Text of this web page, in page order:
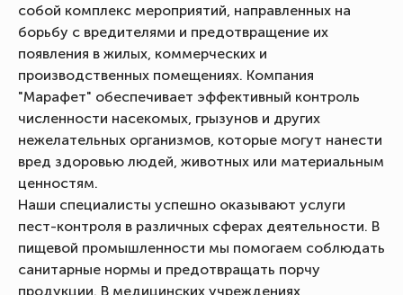
собой комплекс мероприятий, направленных на
борьбу с вредителями и предотвращение их
появления в жилых, коммерческих и
производственных помещениях. Компания
"Марафет" обеспечивает эффективный контроль
численности насекомых, грызунов и других
нежелательных организмов, которые могут нанести
вред здоровью людей, животных или материальным
ценностям.
Наши специалисты успешно оказывают услуги
пест-контроля в различных сферах деятельности. В
пищевой промышленности мы помогаем соблюдать
санитарные нормы и предотвращать порчу
продукции. В медицинских учреждениях